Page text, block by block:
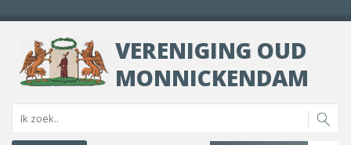
VERENIGING OUD
MONNICKENDAM